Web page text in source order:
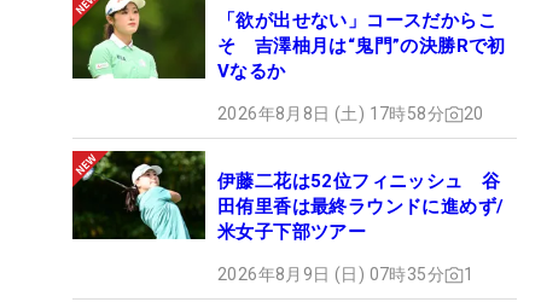
「欲が出せない」コースだからこ
そ 吉澤柚月は“鬼門”の決勝Rで初
Vなるか
2026年8月8日 (土) 17時58分 20
伊藤二花は52位フィニッシュ 谷
田侑里香は最終ラウンドに進めず/
米女子下部ツアー
2026年8月9日 (日) 07時35分 1